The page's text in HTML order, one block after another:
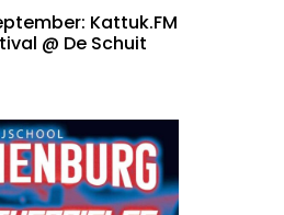
Kattuk.FM
@ De Schuit